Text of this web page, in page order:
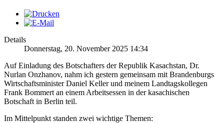
Details
Donnerstag, 20. November 2025 14:34
Auf Einladung des Botschafters der Republik Kasachstan, Dr.
Nurlan Onzhanov, nahm ich gestern gemeinsam mit Brandenburgs
Wirtschaftsminister Daniel Keller und meinem Landtagskollegen
Frank Bommert an einem Arbeitsessen in der kasachischen
Botschaft in Berlin teil.
Im Mittelpunkt standen zwei wichtige Themen: